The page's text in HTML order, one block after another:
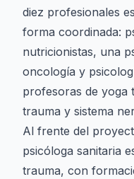
diez profesionales
forma coordinada:
nutricionistas, una
oncología y
profesoras de yoga
trauma y sistema
Al frente del
psicóloga sanitaria
trauma, con